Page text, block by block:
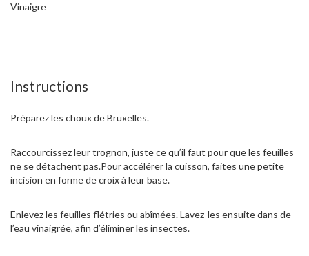
Vinaigre
Instructions
Préparez les choux de Bruxelles.
Raccourcissez leur trognon, juste ce qu’il faut pour que les feuilles
ne se détachent pas.Pour accélérer la cuisson, faites une petite
incision en forme de croix à leur base.
Enlevez les feuilles flétries ou abîmées. Lavez-les ensuite dans de
l’eau vinaigrée, afin d’éliminer les insectes.